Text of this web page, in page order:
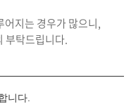
어지는 경우가 많으니,
부탁드립니다.
니다.